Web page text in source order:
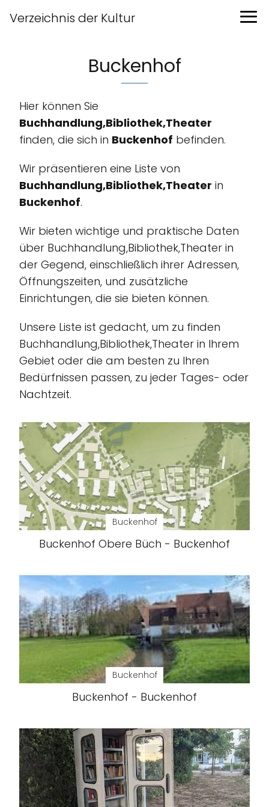
Verzeichnis der Kultur
Buckenhof
Hier können Sie
Buchhandlung,Bibliothek,Theater
finden, die sich in Buckenhof befinden.
Wir präsentieren eine Liste von
Buchhandlung,Bibliothek,Theater in
Buckenhof.
Wir bieten wichtige und praktische Daten
über Buchhandlung,Bibliothek,Theater in
der Gegend, einschließlich ihrer Adressen,
Öffnungszeiten, und zusätzliche
Einrichtungen, die sie bieten können.
Unsere Liste ist gedacht, um zu finden
Buchhandlung,Bibliothek,Theater in Ihrem
Gebiet oder die am besten zu Ihren
Bedürfnissen passen, zu jeder Tages- oder
Nachtzeit.
Buckenhof
Buckenhof Obere Büch - Buckenhof
Buckenhof
Buckenhof - Buckenhof